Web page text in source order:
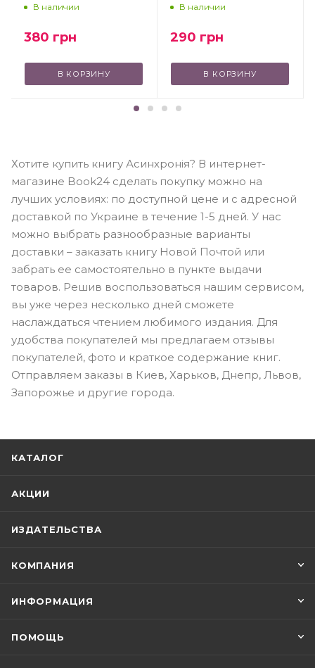
В наличии
380 грн
В КОРЗИНУ
В наличии
290 грн
В КОРЗИНУ
Хотите купить книгу Асинхронія? В интернет-
магазине Book24 сделать покупку можно на
лучших условиях: по доступной цене и с адресной
доставкой по Украине в течение 1-5 дней. У нас
можно выбрать разнообразные варианты
доставки – заказать книгу Новой Почтой или
забрать ее самостоятельно в пункте выдачи
товаров. Решив воспользоваться нашим сервисом,
вы уже через несколько дней сможете
наслаждаться чтением любимого издания. Для
удобства покупателей мы предлагаем отзывы
покупателей, фото и краткое содержание книг.
Отправляем заказы в Киев, Харьков, Днепр, Львов,
Запорожье и другие города.
КАТАЛОГ
АКЦИИ
ИЗДАТЕЛЬСТВА
КОМПАНИЯ
ИНФОРМАЦИЯ
ПОМОЩЬ